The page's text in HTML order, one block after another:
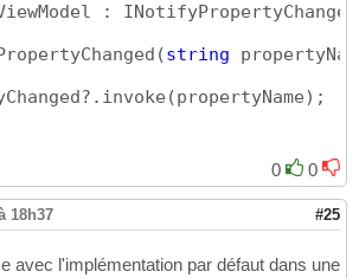
(string
(propertyName)
0 0
18h37 #25
avec l'implémentation par défaut dans une